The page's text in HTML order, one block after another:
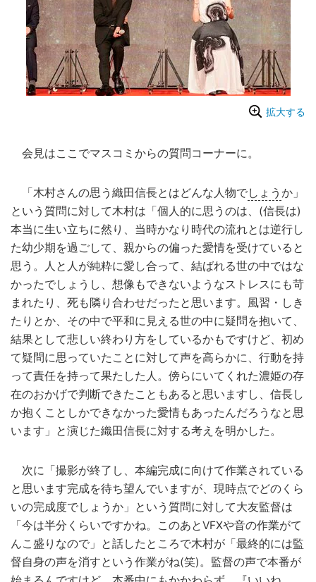
拡大する
会見はここでマスコミからの質問コーナーに。
「木村さんの思う織田信長とはどんな人物でしょう か」
という質問に対して木村は「個人的に思うのは、(信長は)
本当に生い立ちに然り、当時かなり時代の流れとは逆行し
た幼少期を過ごして、親からの偏った愛情を受けていると
思う。人と人が純粋に愛し合って、結ばれる世の中ではな
かったでしょうし、想像もできないようなストレスにも苛
まれたり、死も隣り合わせだったと思います。風習・しき
たりとか、その中で平和に見える世の中に疑問を抱いて、
結果として悲しい終わり方をしているかもですけど、初め
て疑問に思っていたことに対して声を高らかに、行動を持
って責任を持って果たした人。傍らにいてくれた濃姫の存
在のおかげで判断できたこともあると思いますし、信長し
か抱くことしかできなかった愛情もあったんだろうなと思
います」と演じた織田信長に対する考えを明かした。
次に「撮影が終了し、本編完成に向けて作業されている
と思います完成を待ち望んでいますが、現時点でどのくら
いの完成度でしょうか」という質問に対して大友監督は
「今は半分くらいですかね。このあとVFXや音の作業がて
んこ盛りなので」と話したところで木村が「最終的には監
督自身の声を消すという作業がね(笑)。監督の声で本番が